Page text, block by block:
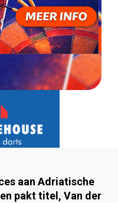
aan Adriatische
pakt titel, Van der